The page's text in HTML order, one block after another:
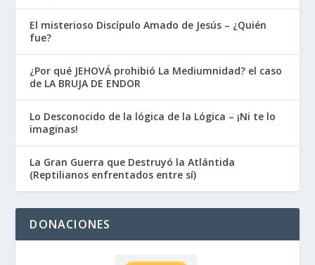
El misterioso Discípulo Amado de Jesús – ¿Quién
fue?
¿Por qué JEHOVÁ prohibió La Mediumnidad? el caso
de LA BRUJA DE ENDOR
Lo Desconocido de la lógica de la Lógica – ¡Ni te lo
imaginas!
La Gran Guerra que Destruyó la Atlántida
(Reptilianos enfrentados entre sí)
DONACIONES